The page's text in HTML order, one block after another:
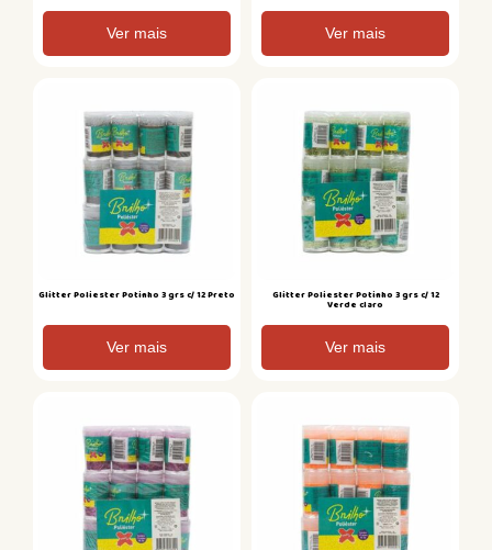
Ver mais Ver mais
Glitter Poliester Potinho 3 grs c/ 12 Preto
Ver mais
Glitter Poliester Potinho 3 grs c/ 12
Verde claro
Ver mais